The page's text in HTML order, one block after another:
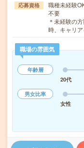
応募資格
職種未経験
不要
＊未経験の
時、キャリ
職場の雰囲気
年齢層
20代
男女比率
女性